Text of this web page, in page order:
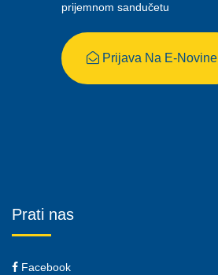
prijemnom sandučetu
Prijava Na E-Novine
Prati nas
Facebook